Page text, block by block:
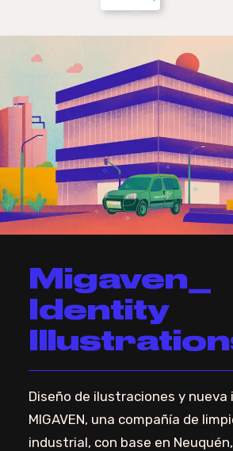
Migaven_
Identity
Diseño de ilustraciones y
MIGAVEN, una compañía de
industrial, con base en